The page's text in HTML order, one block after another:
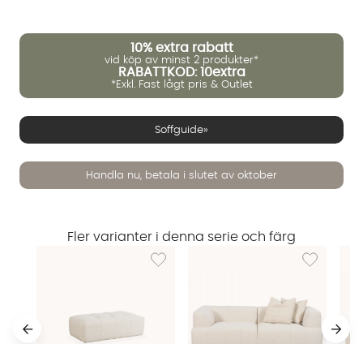
10% extra rabatt
vid köp av minst 2 produkter*
RABATTKOD: 10extra
*Exkl. Fast lågt pris & Outlet
Soffguide»
Handla nu, betala i slutet av oktober
Fler varianter i denna serie och färg
Lägg till i önskelista: COCO Fotpall Bouclé
Lägg till i